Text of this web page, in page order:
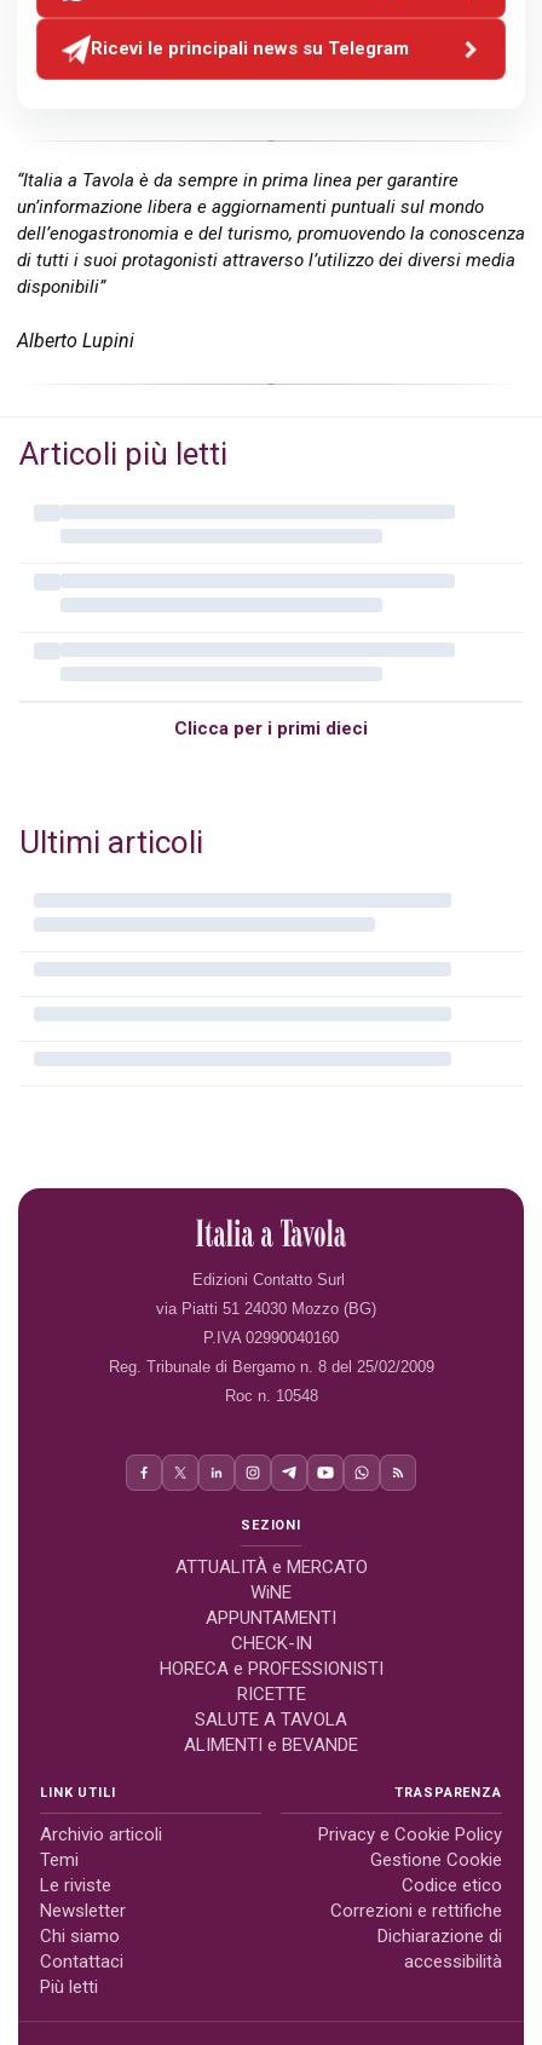
Ricevi le principali news su Telegram
“Italia a Tavola è da sempre in prima linea per garantire
un’informazione libera e aggiornamenti puntuali sul mondo
dell’enogastronomia e del turismo, promuovendo la conoscenza
di tutti i suoi protagonisti attraverso l’utilizzo dei diversi media
disponibili”
Alberto Lupini
Articoli più letti
Clicca per i primi dieci
Ultimi articoli
Edizioni Contatto Surl
via Piatti 51 24030 Mozzo (BG)
P.IVA 02990040160
Reg. Tribunale di Bergamo n. 8 del 25/02/2009
Roc n. 10548
SEZIONI
ATTUALITÀ e MERCATO
WiNE
APPUNTAMENTI
CHECK-IN
HORECA e PROFESSIONISTI
RICETTE
SALUTE A TAVOLA
ALIMENTI e BEVANDE
LINK UTILI
Archivio articoli
Temi
Le riviste
Newsletter
Chi siamo
Contattaci
Più letti
TRASPARENZA
Privacy e Cookie Policy
Gestione Cookie
Codice etico
Correzioni e rettifiche
Dichiarazione di
accessibilità